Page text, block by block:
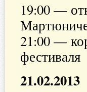
19:00 —
21:00 —
фестиваля
21.02.2013